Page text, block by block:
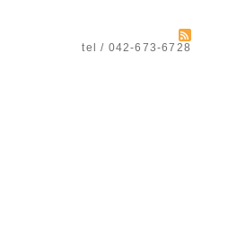
tel / 042-673-6728